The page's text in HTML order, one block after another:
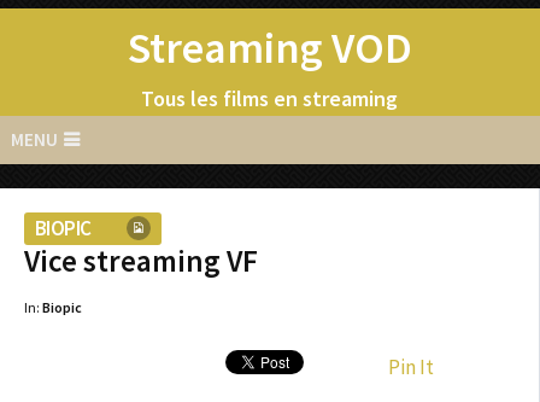
Streaming VOD
Tous les films en streaming
MENU
BIOPIC
Vice streaming VF
In: Biopic
Pin It